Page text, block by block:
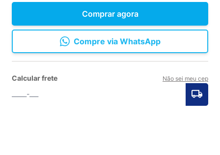
Comprar agora
Compre via WhatsApp
Calcular frete Não sei meu cep